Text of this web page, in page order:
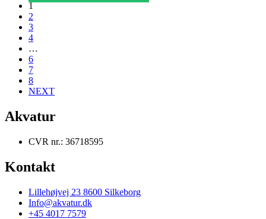
1
2
3
4
…
6
7
8
NEXT
Akvatur
CVR nr.: 36718595
Kontakt
Lillehøjvej 23 8600 Silkeborg
Info@akvatur.dk
+45 4017 7579